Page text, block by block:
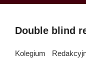
Double blind
Kolegium